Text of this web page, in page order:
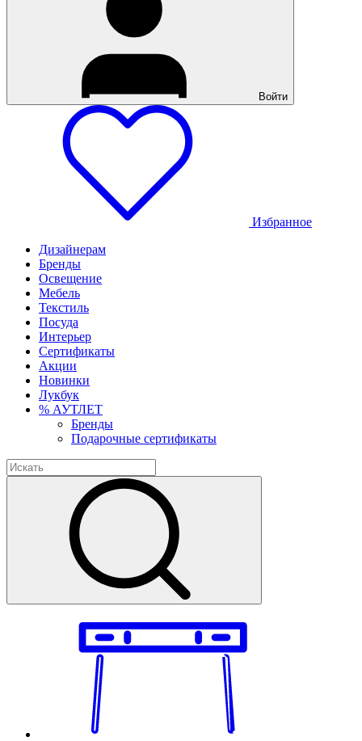
Войти
Избранное
Дизайнерам
Бренды
Освещение
Мебель
Текстиль
Посуда
Интерьер
Сертификаты
Акции
Новинки
Лукбук
% АУТЛЕТ
Бренды
Подарочные сертификаты